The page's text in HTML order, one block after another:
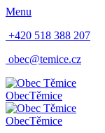
Menu
+420 518 388 207
obec@temice.cz
ObecTěmice
ObecTěmice